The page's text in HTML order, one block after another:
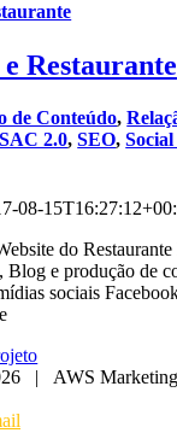
Restaurante
de Conteúdo,
SAC 2.0,SEO,
08-
do
Blog e produção de
sociais
| AWS